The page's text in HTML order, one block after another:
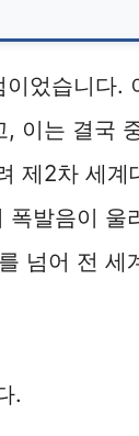
었습니다.
이는 결국
제2차 세계
발음이 울
넘어 전 세
.